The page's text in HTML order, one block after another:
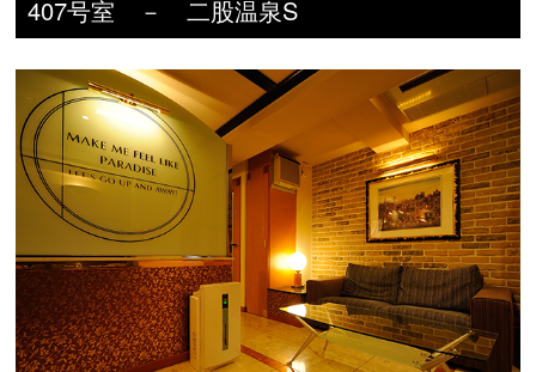
407号室 － 二股温泉S